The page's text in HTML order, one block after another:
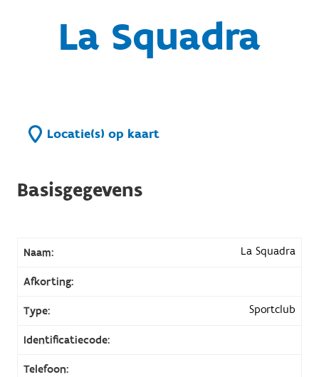
La Squadra
Locatie(s) op kaart
Basisgegevens
Naam: La Squadra
Afkorting:
Type: Sportclub
Identificatiecode:
Telefoon: